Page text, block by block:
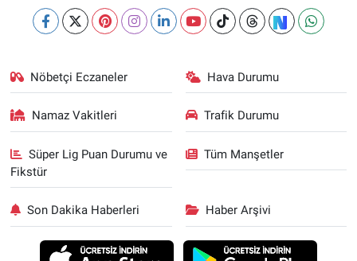
Nöbetçi Eczaneler Hava Durumu
Namaz Vakitleri Trafik Durumu
Süper Lig Puan Durumu ve
Fikstür
Tüm Manşetler
Son Dakika Haberleri Haber Arşivi